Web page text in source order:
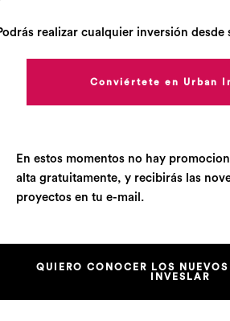
realizar cualquier inversión desde
Conviértete en Urban
En estos momentos no hay
alta gratuitamente, y recibirás las
proyectos en tu e-mail.
QUIERO CONOCER LOS NUEVOS
INVESLAR